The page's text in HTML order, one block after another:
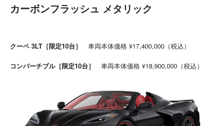
カーボンフラッシュ メタリック
クーペ 3LT［限定10台］ 車両本体価格 ¥17,400,000（税込）
コンバーチブル［限定10台］ 車両本体価格 ¥18,900,000（税込）